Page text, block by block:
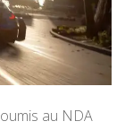
au NDA